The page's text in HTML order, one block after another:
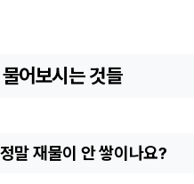
어보시는 것들
말 재물이 안 쌓이나요?